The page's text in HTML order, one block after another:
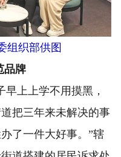
组织部供图
品牌
上上学不用摸黑，
把三年来未解决的事
了一件大好事。”辖